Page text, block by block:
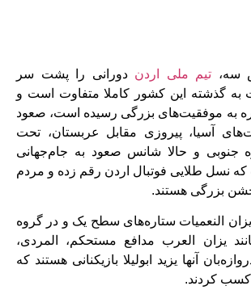
سه، تیم ملی اردن دورانی را پشت سر
به گذشته این کشور کاملا متفاوت است و
به موفقیت‌های بزرگی رسیده است، صعود
آسیا، پیروزی مقابل عربستان، تحت
جنوبی و حالا شانس صعود به جام‌جهانی
است که نسل طلایی فوتبال اردن رقم زده و مردم
بزرگی هستند.
النعمیات ستاره‌های سطح یک و در گروه
یزان العرب مدافع مستحکم، المردی،
آنها یزید ابولیلا بازیکنانی هستند که
کسب کردند.